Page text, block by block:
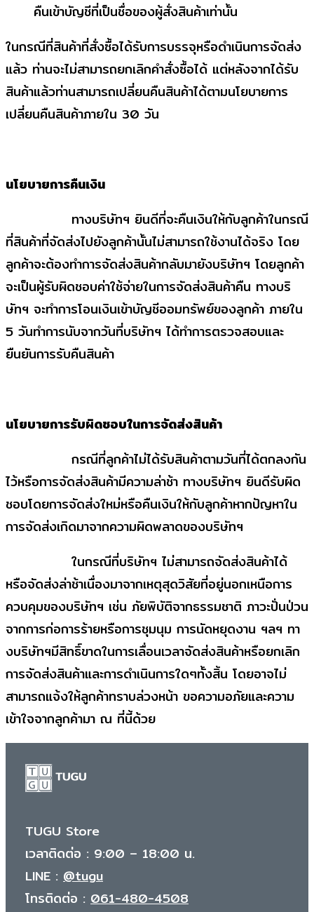
คืนเข้าบัญชีที่เป็นชื่อของผู้สั่งสินค้าเท่านั้น
ในกรณีที่สินค้าที่สั่งซื้อได้รับการบรรจุหรือดำเนินการจัดส่ง
แล้ว ท่านจะไม่สามารถยกเลิกคำสั่งซื้อได้ แต่หลังจากได้รับ
สินค้าแล้วท่านสามารถเปลี่ยนคืนสินค้าได้ตามนโยบายการ
เปลี่ยนคืนสินค้าภายใน 30 วัน
นโยบายการคืนเงิน
ทางบริษัทฯ ยินดีที่จะคืนเงินให้กับลูกค้าในกรณี
ที่สินค้าที่จัดส่งไปยังลูกค้านั้นไม่สามารถใช้งานได้จริง โดย
ลูกค้าจะต้องทำการจัดส่งสินค้ากลับมายังบริษัทฯ โดยลูกค้า
จะเป็นผู้รับผิดชอบค่าใช้จ่ายในการจัดส่งสินค้าคืน ทางบริ
ษัทฯ จะทำการโอนเงินเข้าบัญชีออมทรัพย์ของลูกค้า ภายใน
5 วันทำการนับจากวันที่บริษัทฯ ได้ทำการตรวจสอบและ
ยืนยันการรับคืนสินค้า
นโยบายการรับผิดชอบในการจัดส่งสินค้า
กรณีที่ลูกค้าไม่ได้รับสินค้าตามวันที่ได้ตกลงกัน
ไว้หรือการจัดส่งสินค้ามีความล่าช้า ทางบริษัทฯ ยินดีรับผิด
ชอบโดยการจัดส่งใหม่หรือคืนเงินให้กับลูกค้าหากปัญหาใน
การจัดส่งเกิดมาจากความผิดพลาดของบริษัทฯ
ในกรณีที่บริษัทฯ ไม่สามารถจัดส่งสินค้าได้
หรือจัดส่งล่าช้าเนื่องมาจากเหตุสุดวิสัยที่อยู่นอกเหนือการ
ควบคุมของบริษัทฯ เช่น ภัยพิบัติจากธรรมชาติ ภาวะปั่นป่วน
จากการก่อการร้ายหรือการชุมนุม การนัดหยุดงาน ฯลฯ ทา
งบริษัทฯมีสิทธิ์ขาดในการเลื่อนเวลาจัดส่งสินค้าหรือยกเลิก
การจัดส่งสินค้าและการดำเนินการใดๆทั้งสิ้น โดยอาจไม่
สามารถแจ้งให้ลูกค้าทราบล่วงหน้า ขอความอภัยและความ
เข้าใจจากลูกค้ามา ณ ที่นี้ด้วย
TUGU Store
เวลาติดต่อ : 9:00 – 18:00 น.
LINE : @tugu
โทรติดต่อ : 061-480-4508